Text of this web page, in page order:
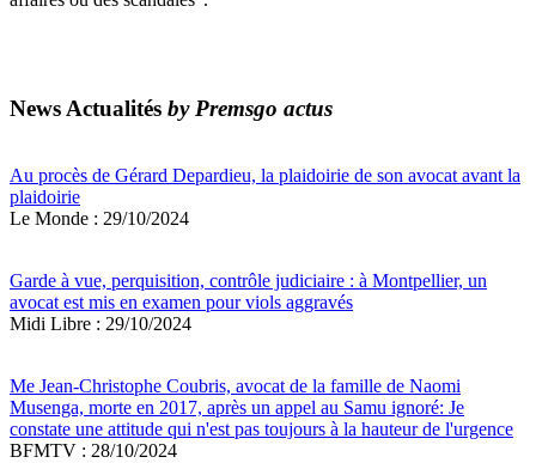
News Actualités by Premsgo actus
Au procès de Gérard Depardieu, la plaidoirie de son avocat avant la
plaidoirie
Le Monde : 29/10/2024
Garde à vue, perquisition, contrôle judiciaire : à Montpellier, un
avocat est mis en examen pour viols aggravés
Midi Libre : 29/10/2024
Me Jean-Christophe Coubris, avocat de la famille de Naomi
Musenga, morte en 2017, après un appel au Samu ignoré: Je
constate une attitude qui n'est pas toujours à la hauteur de l'urgence
BFMTV : 28/10/2024